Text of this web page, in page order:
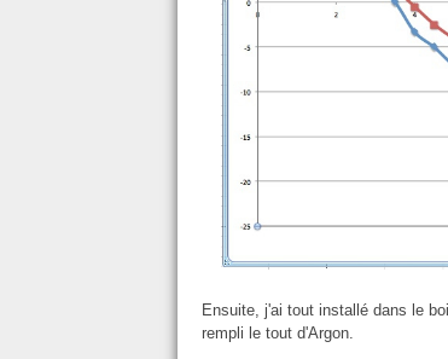
Ensuite, j'ai tout installé dans le
rempli le tout d'Argon.